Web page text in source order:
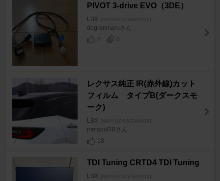
PIVOT 3-drive EVO（3DE）
LBX [MAYH10/15/GAYA16]
dogranmaruさん
8
0
レクサス純正 IR(赤外線)カット
フィルム タイプB(ダークスモ
ーク)
LBX [MAYH10/15/GAYA16]
metaboRRさん
18
TDI Tuning CRTD4 TDI Tuning
LBX [MAYH10/15/GAYA16]